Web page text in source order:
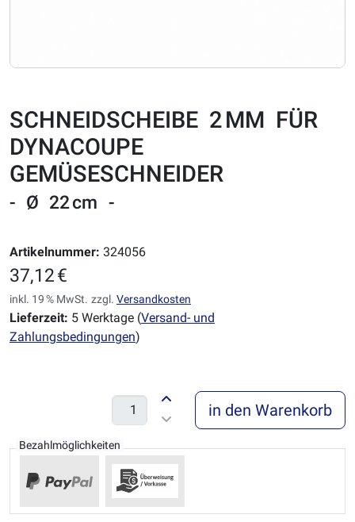
SCHNEIDSCHEIBE 2 MM FÜR
DYNACOUPE
GEMÜSESCHNEIDER
- Ø 22 cm -
Artikelnummer: 324056
37,12 €
inkl. 19 % MwSt. zzgl. Versandkosten
Lieferzeit: 5 Werktage (Versand- und
Zahlungsbedingungen)
in den Warenkorb
Bezahlmöglichkeiten